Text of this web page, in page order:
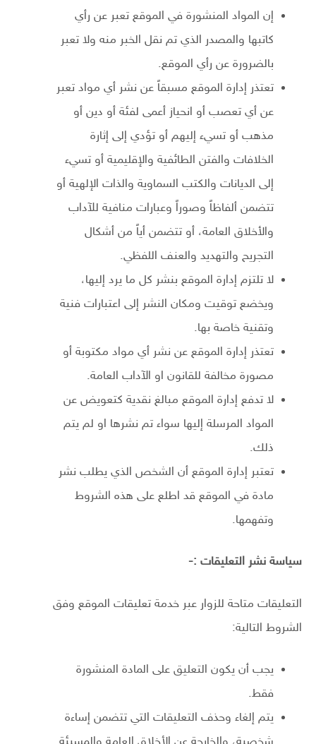
إن المواد المنشورة في الموقع تعبر عن رأي
كاتبها والمصدر الذي تم نقل الخبر منه ولا تعبر
بالضرورة عن رأي الموقع.
تعتذر إدارة الموقع مسبقاً عن نشر أي مواد تعبر
عن أي تعصب أو انحياز أعمى لفئة أو دين أو
مذهب أو تسيء إليهم أو تؤدي إلى إثارة
الخلافات والفتن الطائفية والإقليمية أو تسيء
إلى الديانات والكتب السماوية والذات الإلهية أو
تتضمن ألفاظاً وصوراً وعبارات منافية للآداب
والأخلاق العامة، أو تتضمن أياً من أشكال
التجريح والتهديد والعنف اللفظي.
لا تلتزم إدارة الموقع بنشر كل ما يرد إليها،
ويخضع توقيت ومكان النشر إلى اعتبارات فنية
وتقنية خاصة بها.
تعتذر إدارة الموقع عن نشر أي مواد مكتوبة أو
مصورة مخالفة للقانون او الآداب العامة.
لا تدفع إدارة الموقع مبالغ نقدية كتعويض عن
المواد المرسلة إليها سواء تم نشرها او لم يتم
ذلك.
تعتبر إدارة الموقع أن الشخص الذي يطلب نشر
مادة في الموقع قد اطلع على هذه الشروط
وتفهمها.
سياسة نشر التعليقات :-
التعليقات متاحة للزوار عبر خدمة تعليقات الموقع وفق
الشروط التالية:
يجب أن يكون التعليق على المادة المنشورة
فقط.
يتم إلغاء وحذف التعليقات التي تتضمن إساءة